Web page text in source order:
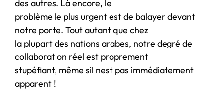
des autres. Là encore, le
problème le plus urgent est de balayer devant
notre porte. Tout autant que chez
la plupart des nations arabes, notre degré de
collaboration réel est proprement
stupéfiant, même sil nest pas immédiatement
apparent !